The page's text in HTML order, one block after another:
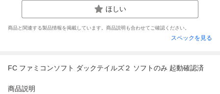
ほしい
商品と関連する製品情報を掲載しています。商品説明も合わせてご確認ください。
スペックを見る
FC ファミコンソフト ダックテイルズ２ ソフトのみ 起動確認済
商品説明